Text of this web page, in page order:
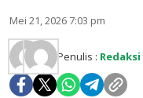
Mei 21, 2026 7:03 pm
Penulis : Redaksi